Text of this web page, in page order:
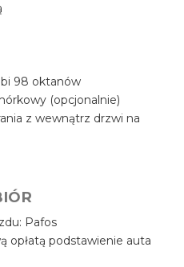
98 oktanów
(opcjonalnie)
z wewnątrz drzwi na
Pafos
opłatą podstawienie auta